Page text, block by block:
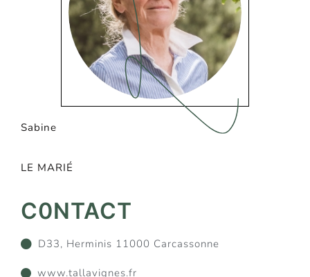
Sabine
LE MARIÉ
C0NTACT
D33, Herminis 11000 Carcassonne
www.tallavignes.fr